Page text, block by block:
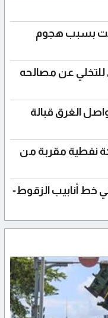
بسبب هجوم
للتخلي عن مصالحه
الغرق قبالة
نفطية مقربة من
خط أنابيب الزقوط-